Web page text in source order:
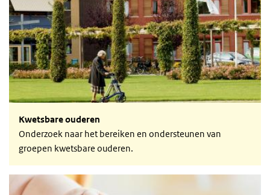
Kwetsbare ouderen
Onderzoek naar het bereiken en ondersteunen van
groepen kwetsbare ouderen.
Veroudering en gezondheid